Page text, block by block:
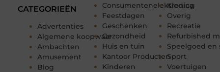
CATEGORIEËN
Advertenties
Algemene koopwaar
Ambachten
Amusement
Blog
Consumentenelektronica
Feestdagen
Geschenken
Gezondheid
Huis en tuin
Kantoor Producten
Kinderen
Kleding
Overig
Recreatie
Refurbished
Speelgoed en
Sport
Voertuigen